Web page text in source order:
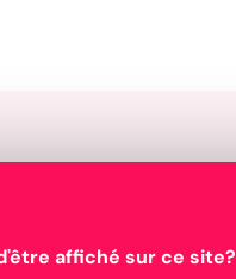
affiché sur ce site?